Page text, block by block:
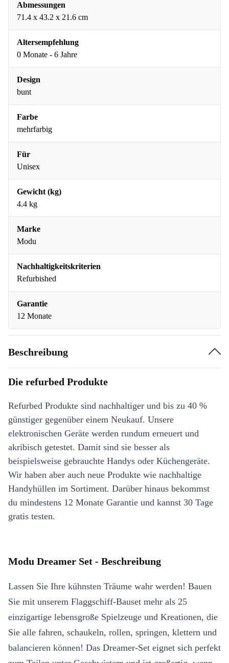
Abmessungen
71.4 x 43.2 x 21.6 cm
Altersempfehlung
0 Monate - 6 Jahre
Design
bunt
Farbe
mehrfarbig
Für
Unisex
Gewicht (kg)
4.4 kg
Marke
Modu
Nachhaltigkeitskriterien
Refurbished
Garantie
12 Monate
Beschreibung
Die refurbed Produkte
Refurbed Produkte sind nachhaltiger und bis zu 40 %
günstiger gegenüber einem Neukauf. Unsere
elektronischen Geräte werden rundum erneuert und
akribisch getestet. Damit sind sie besser als
beispielsweise gebrauchte Handys oder Küchengeräte.
Wir haben aber auch neue Produkte wie nachhaltige
Handyhüllen im Sortiment. Darüber hinaus bekommst
du mindestens 12 Monate Garantie und kannst 30 Tage
gratis testen.
Modu Dreamer Set - Beschreibung
Lassen Sie Ihre kühnsten Träume wahr werden! Bauen
Sie mit unserem Flaggschiff-Bauset mehr als 25
einzigartige lebensgroße Spielzeuge und Kreationen, die
Sie alle fahren, schaukeln, rollen, springen, klettern und
balancieren können! Das Dreamer-Set eignet sich perfekt